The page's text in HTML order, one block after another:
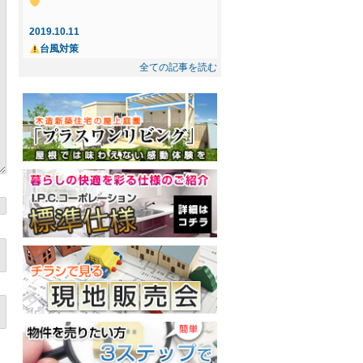
☆ ご成約になりました
2025.5.8
☆インフィニガーデン下間久里☆ ご成約
2025.2.21
◇◆新規物件◆◇屋上庭園付住宅提案
型・売地～インフィニガーデン川口・東
内野 ご紹介～
2019.10.11
台風対策
忘れもの
2019.7.14
花風、OPEN！
2019.7.12
丸木製茶、春日部にOPEN！
2019.2.17
屋上プラン－Dog Garden－
2018.12.10
十日市
全ての記事を読む